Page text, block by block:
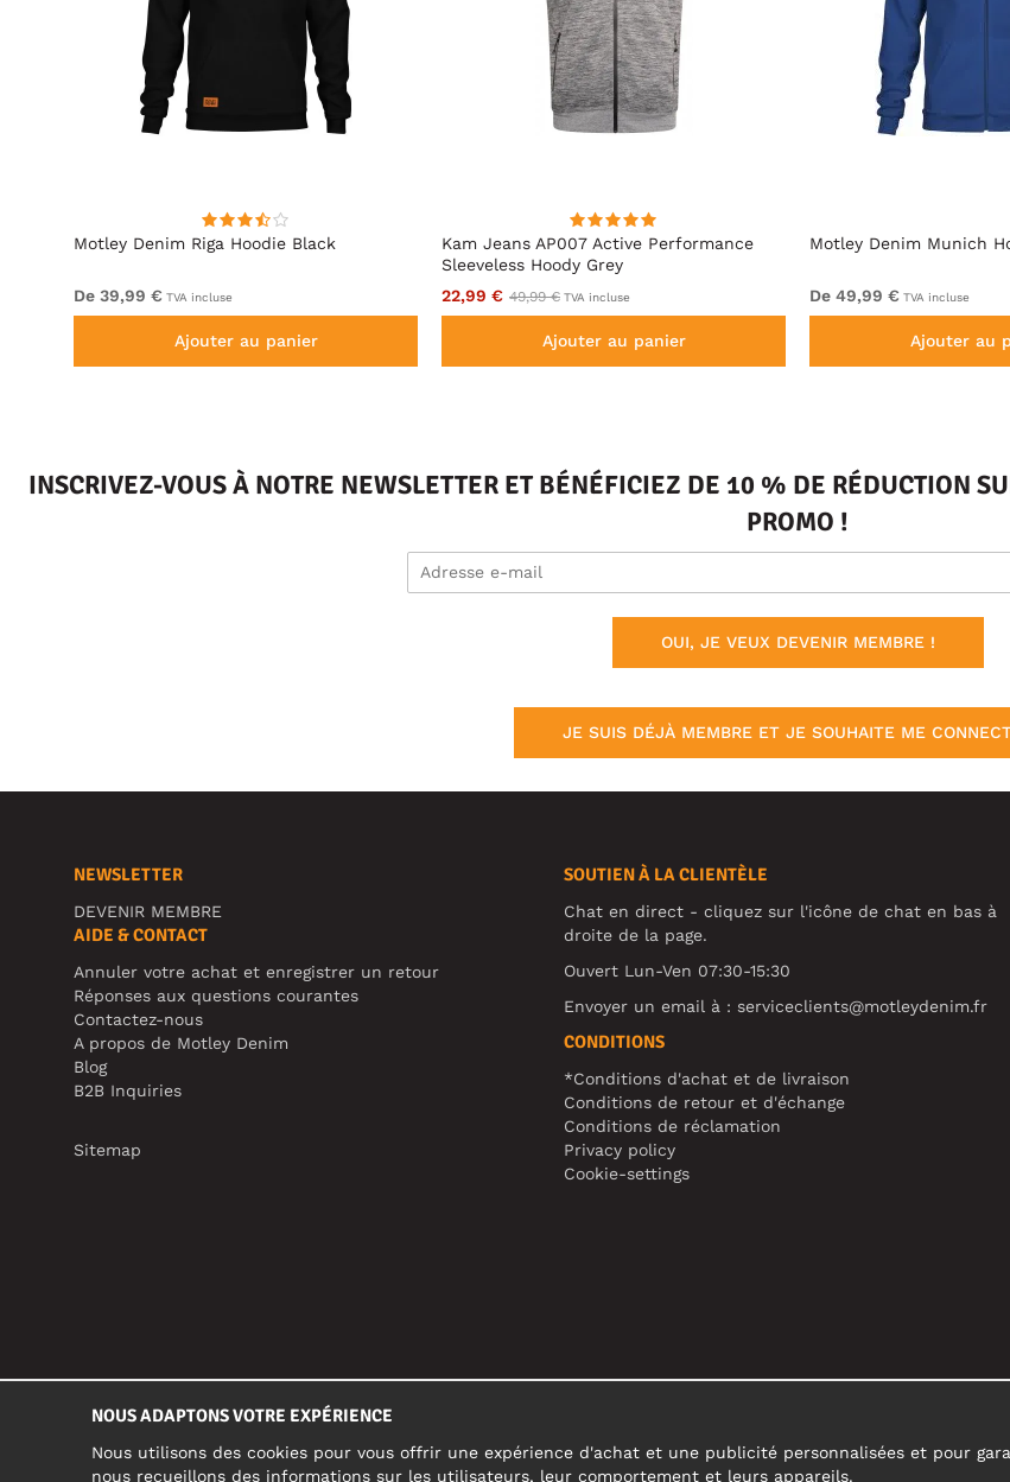
Motley Denim Riga Hoodie Black
De 39,99 € TVA incluse
Ajouter au panier
Kam Jeans AP007 Active Performance
Sleeveless Hoody Grey
22,99 € 49,99 € TVA incluse
Ajouter au panier
Motley Denim Munich
De 49,99 € TVA incluse
Ajouter au
INSCRIVEZ-VOUS À NOTRE NEWSLETTER ET BÉNÉFICIEZ DE 10 % DE RÉDUCTION
PROMO !
OUI, JE VEUX DEVENIR MEMBRE !
JE SUIS DÉJÀ MEMBRE ET JE SOUHAITE ME
NEWSLETTER
DEVENIR MEMBRE
AIDE & CONTACT
Annuler votre achat et enregistrer un retour
Réponses aux questions courantes
Contactez-nous
A propos de Motley Denim
Blog
B2B Inquiries
Sitemap
SOUTIEN À LA CLIENTÈLE
Chat en direct - cliquez sur l'icône de chat en bas à
droite de la page.
Ouvert Lun-Ven 07:30-15:30
Envoyer un email à :serviceclients@motleydenim.fr
CONDITIONS
*Conditions d'achat et de livraison
Conditions de retour et d'échange
Conditions de réclamation
Privacy policy
Cookie-settings
NOUS ADAPTONS VOTRE EXPÉRIENCE
Nous utilisons des cookies pour vous offrir une expérience d'achat et une publicité personnalisées et pour
nous recueillons des informations sur les utilisateurs, leur comportement et leurs appareils.